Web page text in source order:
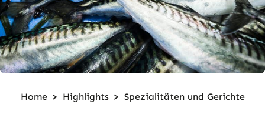
Home > Highlights > Spezialitäten und Gerichte